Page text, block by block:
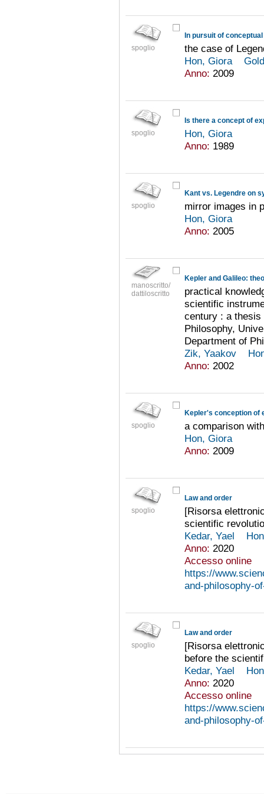
spoglio
In pursuit of
the case of
Hon, Giora
Anno: 2009
spoglio
Is there a concept of
Hon, Giora
Anno: 1989
spoglio
Kant vs. Legendre on
mirror images in
Hon, Giora
Anno: 2005
manoscritto/
dattiloscritto
Kepler and Galileo:
practical
scientific
century : a thesis
Philosophy,
Department of
Zik, Yaakov
Anno: 2002
spoglio
Kepler's conception of
a comparison
Hon, Giora
Anno: 2009
spoglio
Law and order
[Risorsa
scientific
Kedar, Yael
Anno: 2020
Accesso online
https://
and-philosophy-
spoglio
Law and order
[Risorsa
before the
Kedar, Yael
Anno: 2020
Accesso online
https://
and-philosophy-